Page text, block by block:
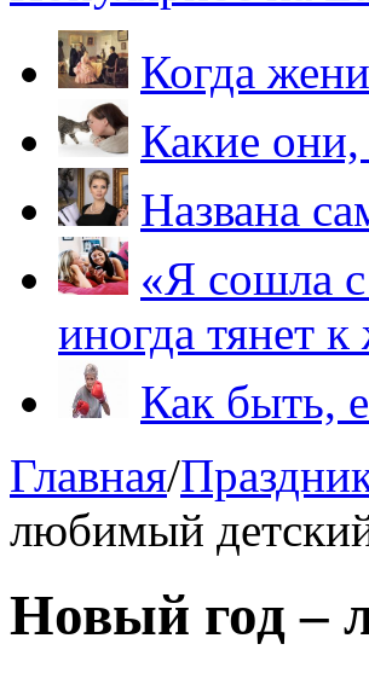
Когда
Какие
Названа
«Я сошла
иногда тянет
Как быть,
Главная/
любимый
Новый год –